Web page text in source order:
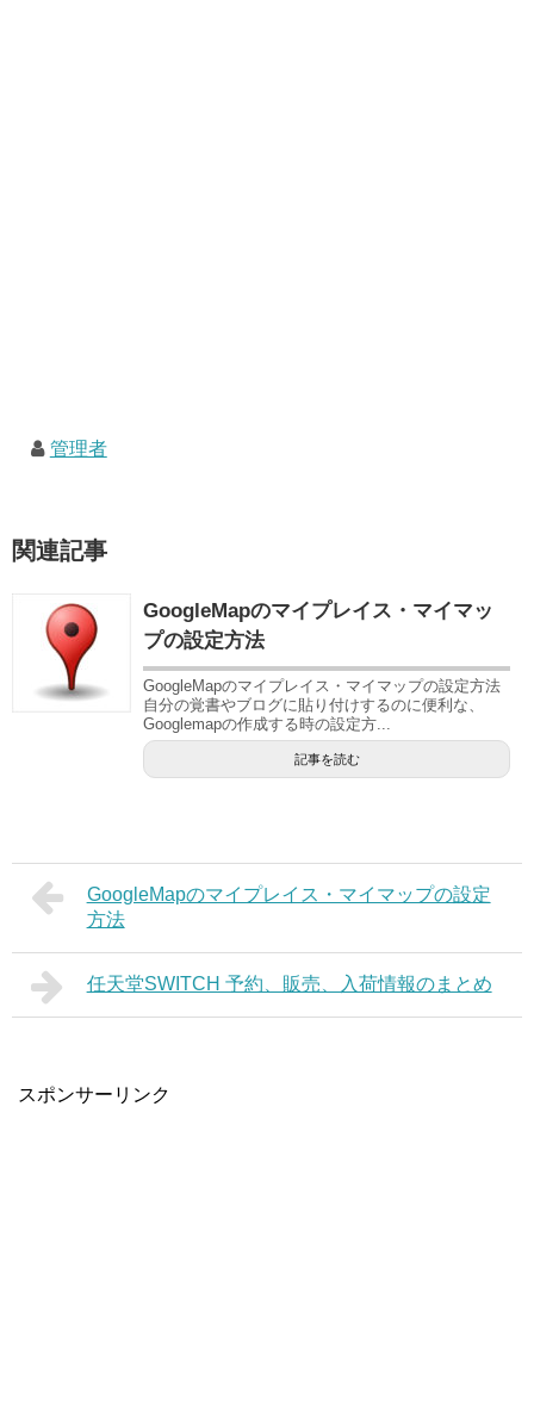
管理者
関連記事
GoogleMapのマイプレイス・マイマッ
プの設定方法
GoogleMapのマイプレイス・マイマップの設定方法
自分の覚書やブログに貼り付けするのに便利な、
Googlemapの作成する時の設定方...
記事を読む
GoogleMapのマイプレイス・マイマップの設定
方法
任天堂SWITCH 予約、販売、入荷情報のまとめ
スポンサーリンク